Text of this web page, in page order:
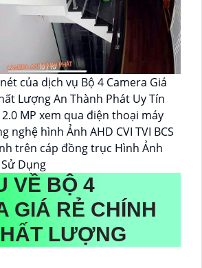
của dịch vụ Bộ 4 Camera Giá
Lượng An Thành Phát Uy Tín
MP xem qua điện thoại máy
nghệ hình Ảnh AHD CVI TVI BCS
trên cáp đồng trục Hình Ảnh
Dụng
VỀ BỘ 4
GIÁ RẺ CHÍNH
LƯỢNG